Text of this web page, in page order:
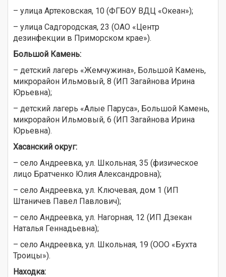
– улица Артековская, 10 (ФГБОУ ВДЦ «Океан»);
– улица Садгородская, 23 (ОАО «Центр
дезинфекции в Приморском крае»).
Большой Камень:
– детский лагерь «Жемчужина», Большой Камень,
микрорайон Ильмовый, 8 (ИП Загайнова Ирина
Юрьевна);
– детский лагерь «Алые Паруса», Большой Камень,
микрорайон Ильмовый, 6 (ИП Загайнова Ирина
Юрьевна).
Хасанский округ:
– село Андреевка, ул. Школьная, 35 (физическое
лицо Братченко Юлия Александровна);
– село Андреевка, ул. Ключевая, дом 1 (ИП
Штаничев Павел Павлович);
– село Андреевка, ул. Нагорная, 12 (ИП Дзекан
Наталья Геннадьевна);
– село Андреевка, ул. Школьная, 19 (ООО «Бухта
Троицы»).
Находка: